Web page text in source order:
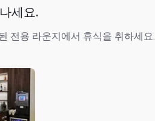
세요.
전용 라운지에서 휴식을 취하세요.